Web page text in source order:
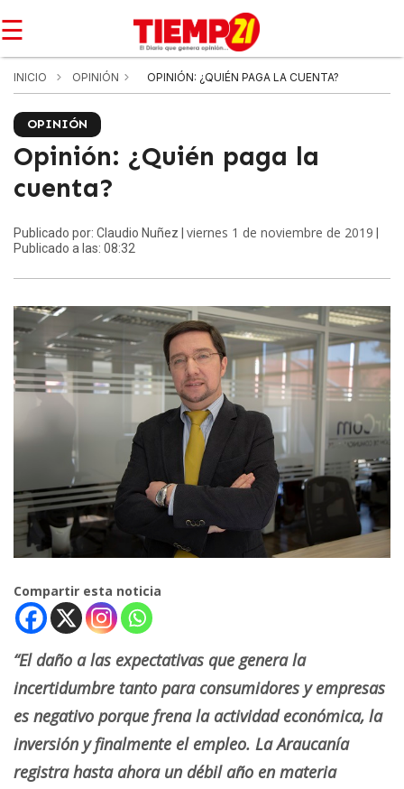
☰
INICIO OPINIÓN OPINIÓN: ¿QUIÉN PAGA LA CUENTA?
OPINIÓN
Opinión: ¿Quién paga la
cuenta?
Publicado por: Claudio Nuñez | viernes 1 de noviembre de 2019
Publicado a las: 08:32
Compartir esta noticia
“El daño a las expectativas que genera la
incertidumbre tanto para consumidores y empresas
es negativo porque frena la actividad económica, la
inversión y finalmente el empleo. La Araucanía
registra hasta ahora un débil año en materia